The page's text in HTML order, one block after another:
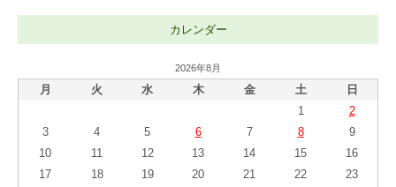
カレンダー
2026年8月
月 火 水 木 金 土 日
1
2
3
4 5 6 7 8
9
10
11 12 13 14 15
16
17
18 19 20 21 22
23